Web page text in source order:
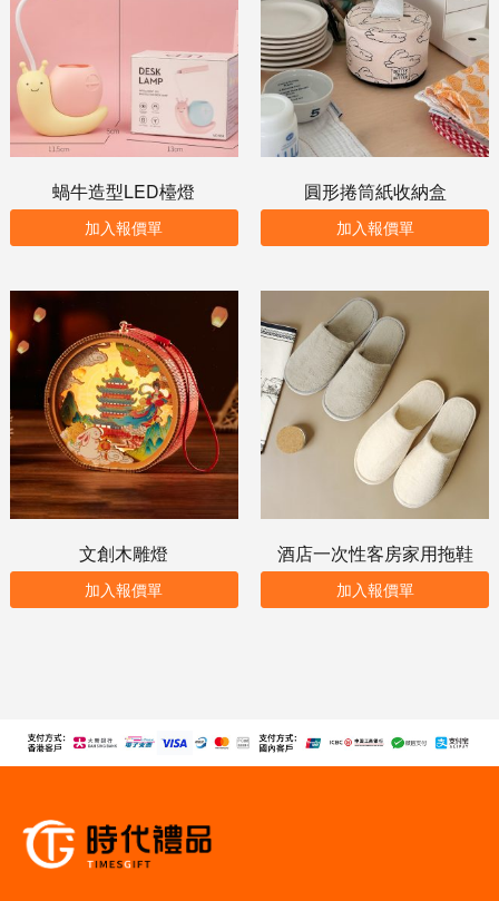
蝸牛造型LED檯燈
加入報價單
圓形捲筒紙收納盒
加入報價單
文創木雕燈
加入報價單
酒店一次性客房家用拖鞋
加入報價單